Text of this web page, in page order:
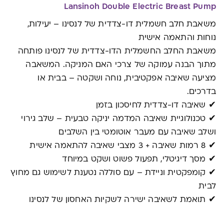
Lansinoh Double Electric Breast Pump
משאבת חלב חשמלית דו-צדדית של לנסינו – יעילות,
נוחות והתאמה אישית
משאבת החלב החשמלית הדו-צדדית של לנסינו פותחה
מתוך הבנה עמוקה של צרכי האם המניקה. המשאבה
מציעה שאיבה אפקטיבית, נוחה ושקטה – בבית או
בדרכים.
✔ שאיבה דו-צדדית לחיסכון בזמן
✔ טכנולוגיית שאיבה המדמה יניקה טבעית – שלב גירוי
ושלב שאיבה עם מעבר אוטומטי בין השלבים
✔ 8 רמות שאיבה + 3 מצבי שאיבה להתאמה אישית
✔ מסך דיגיטלי, תפעול פשוט ושקט במיוחד
✔ קומפקטית וניידת – עם סוללה נטענת לשימוש גם מחוץ
לבית
✔ תואמת לשאיבה ישירה לשקיות האחסון של לנסינו